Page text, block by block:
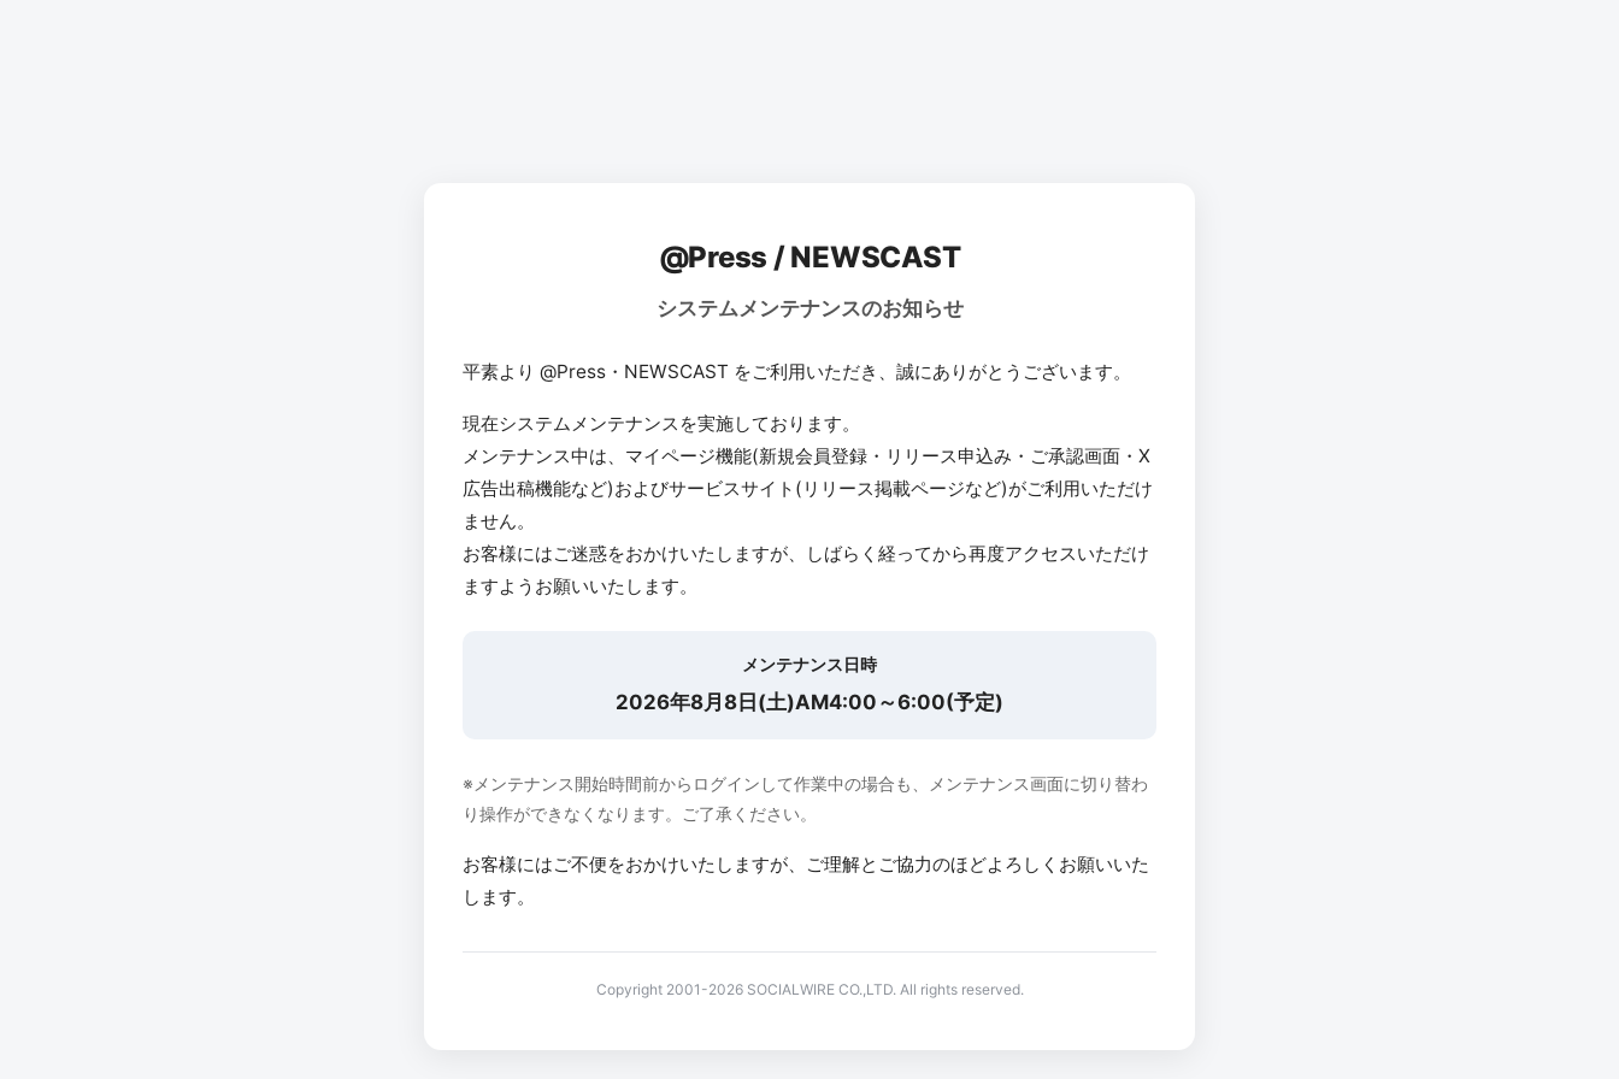
@Press / NEWSCAST
システムメンテナンスのお知らせ
平素より @Press・NEWSCAST をご利用いただき、誠にありがとうございます。
現在システムメンテナンスを実施しております。
メンテナンス中は、マイページ機能(新規会員登録・リリース申込み・ご承認画面・X
広告出稿機能など)およびサービスサイト(リリース掲載ページなど)がご利用いただけ
ません。
お客様にはご迷惑をおかけいたしますが、しばらく経ってから再度アクセスいただけ
ますようお願いいたします。
メンテナンス日時
2026年8月8日(土)AM4:00～6:00(予定)
※メンテナンス開始時間前からログインして作業中の場合も、メンテナンス画面に切り替わ
り操作ができなくなります。ご了承ください。
お客様にはご不便をおかけいたしますが、ご理解とご協力のほどよろしくお願いいた
します。
Copyright 2001-2026 SOCIALWIRE CO.,LTD. All rights reserved.